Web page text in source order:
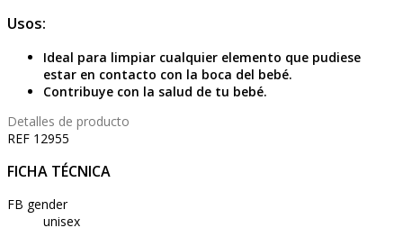
Usos:
Ideal para limpiar cualquier elemento que pudiese
estar en contacto con la boca del bebé.
Contribuye con la salud de tu bebé.
Detalles de producto
REF 12955
FICHA TÉCNICA
FB gender
unisex